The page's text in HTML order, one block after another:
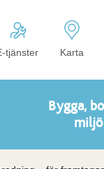
tjänster Karta
Bygga,
miljö